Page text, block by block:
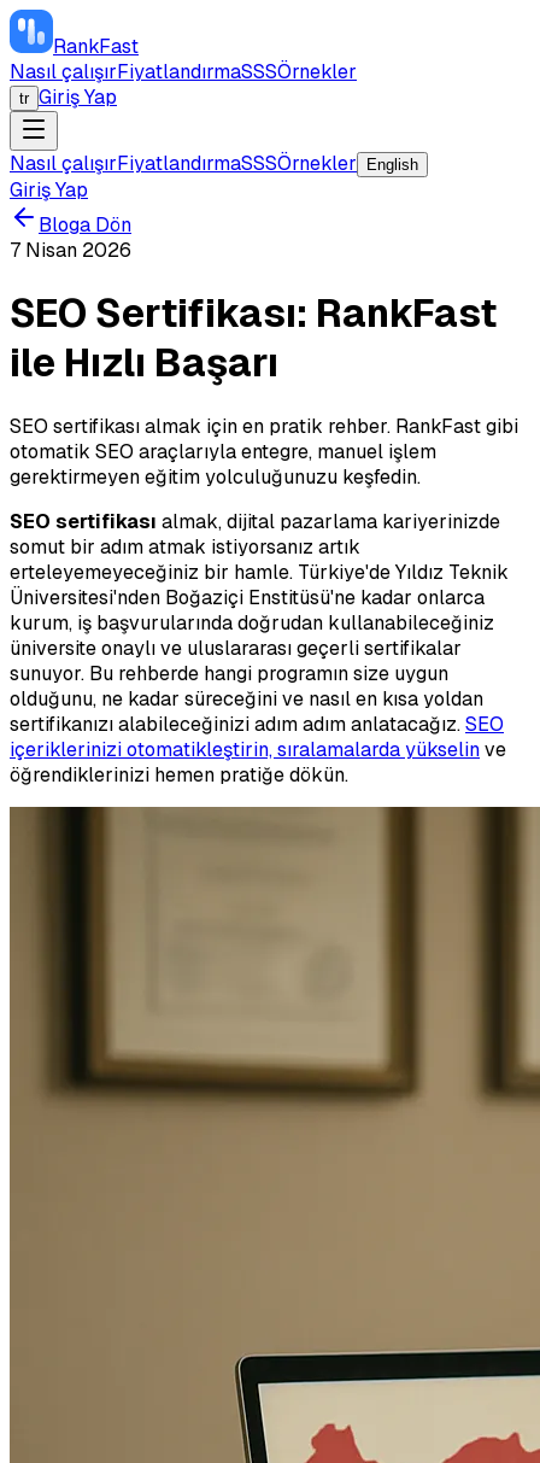
RankFast
Nasıl çalışırFiyatlandırmaSSSÖrnekler
tr Giriş Yap
Nasıl çalışırFiyatlandırmaSSSÖrnekler English
Giriş Yap
Bloga Dön
7 Nisan 2026
SEO Sertifikası: RankFast
ile Hızlı Başarı
SEO sertifikası almak için en pratik rehber. RankFast gibi
otomatik SEO araçlarıyla entegre, manuel işlem
gerektirmeyen eğitim yolculuğunuzu keşfedin.
SEO sertifikası almak, dijital pazarlama kariyerinizde
somut bir adım atmak istiyorsanız artık
erteleyemeyeceğiniz bir hamle. Türkiye'de Yıldız Teknik
Üniversitesi'nden Boğaziçi Enstitüsü'ne kadar onlarca
kurum, iş başvurularında doğrudan kullanabileceğiniz
üniversite onaylı ve uluslararası geçerli sertifikalar
sunuyor. Bu rehberde hangi programın size uygun
olduğunu, ne kadar süreceğini ve nasıl en kısa yoldan
sertifikanızı alabileceğinizi adım adım anlatacağız.SEO
içeriklerinizi otomatikleştirin, sıralamalarda yükselinve
öğrendiklerinizi hemen pratiğe dökün.